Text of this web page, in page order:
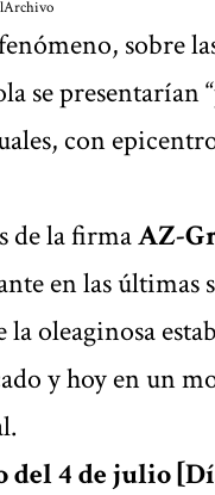
Archivo
sobre
se presentarían
con
de la firmaAZ-
en las últimas
oleaginosa
y hoy en un
del 4 de julio